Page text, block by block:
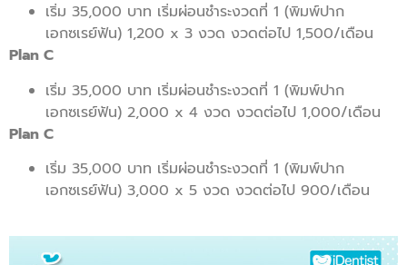
เริ่ม 35,000 บาท เริ่มผ่อนชำระงวดที่ 1 (พิมพ์ปาก
เอกซเรย์ฟัน) 1,200 x 3 งวด งวดต่อไป 1,500/เดือน
Plan C
เริ่ม 35,000 บาท เริ่มผ่อนชำระงวดที่ 1 (พิมพ์ปาก
เอกซเรย์ฟัน) 2,000 x 4 งวด งวดต่อไป 1,000/เดือน
Plan C
เริ่ม 35,000 บาท เริ่มผ่อนชำระงวดที่ 1 (พิมพ์ปาก
เอกซเรย์ฟัน) 3,000 x 5 งวด งวดต่อไป 900/เดือน